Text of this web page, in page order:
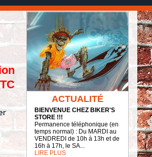
ACTUALITÉ
BIENVENUE CHEZ BIKER'S
STORE !!!
Permanence téléphonique (en
temps normal) : Du MARDI au
VENDREDI de 10h à 13h et de
16h à 17h, le SA...
LIRE PLUS